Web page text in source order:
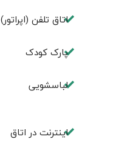
اتاق تلفن (اپراتور)
پارک کودک
لباسشویی
اينترنت در اتاق